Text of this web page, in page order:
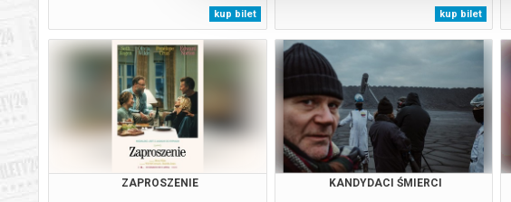
kup bilet
kup bilet
ZAPROSZENIE KANDYDACI ŚMIERCI